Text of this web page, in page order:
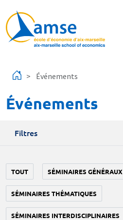
Événements
Événements
Filtres
TOUT SÉMINAIRES GÉNÉRAUX
SÉMINAIRES THÉMATIQUES
SÉMINAIRES INTERDISCIPLINAIRES